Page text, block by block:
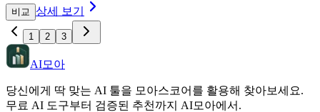
비교 상세 보기
1 2 3
AI모아
당신에게 딱 맞는 AI 툴을 모아스코어를 활용해 찾아보세요.
무료 AI 도구부터 검증된 추천까지 AI모아에서.